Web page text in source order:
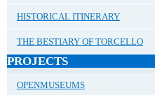
HISTORICAL ITINERARY
THE BESTIARY OF TORCELLO
PROJECTS
OPENMUSEUMS